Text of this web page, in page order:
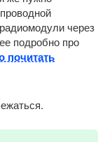
через
подробно про
почитать